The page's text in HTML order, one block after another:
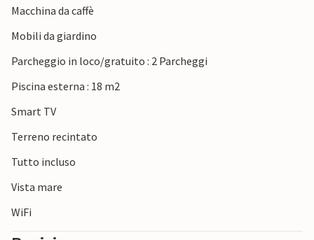
Macchina da caffè
Mobili da giardino
Parcheggio in loco/gratuito : 2 Parcheggi
Piscina esterna : 18 m2
Smart TV
Terreno recintato
Tutto incluso
Vista mare
WiFi